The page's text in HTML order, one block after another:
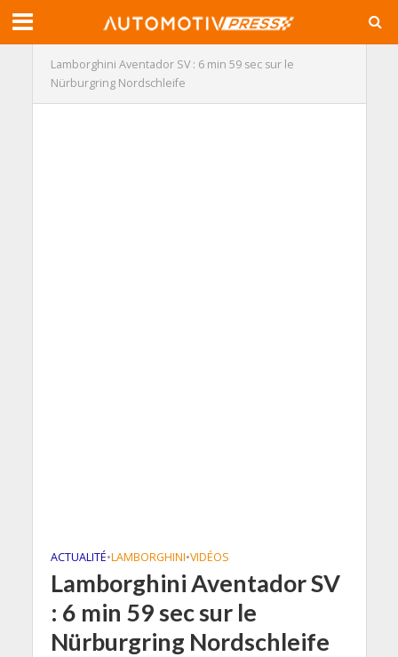
Lamborghini Aventador SV : 6 min 59 sec sur le
Nürburgring Nordschleife
ACTUALITÉ•LAMBORGHINI•VIDÉOS
Lamborghini Aventador SV
: 6 min 59 sec sur le
Nürburgring Nordschleife